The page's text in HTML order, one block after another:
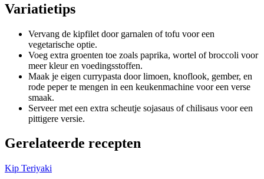
Variatietips
Vervang de kipfilet door garnalen of tofu voor een
vegetarische optie.
Voeg extra groenten toe zoals paprika, wortel of broccoli voor
meer kleur en voedingsstoffen.
Maak je eigen currypasta door limoen, knoflook, gember, en
rode peper te mengen in een keukenmachine voor een verse
smaak.
Serveer met een extra scheutje sojasaus of chilisaus voor een
pittigere versie.
Gerelateerde recepten
Kip Teriyaki